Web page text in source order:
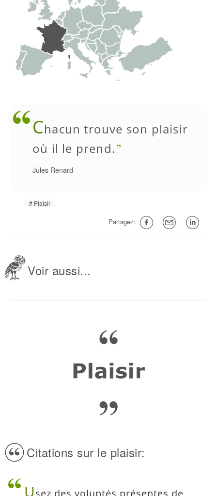
Chacun trouve son plaisir
où il le prend.
Jules Renard
Plaisir
Partagez:
Voir aussi...
Citations sur le plaisir:
Usez des voluptés présentes de